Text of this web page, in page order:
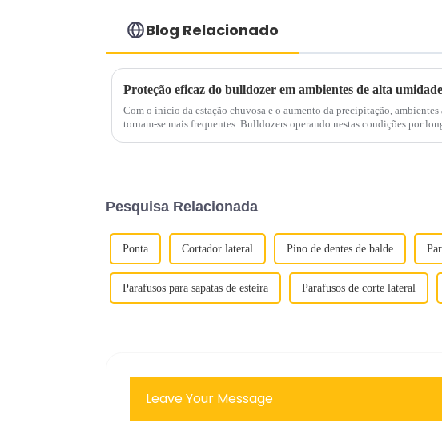
Blog Relacionado
Proteção eficaz do bulldozer em ambientes de alta umidade
Com o início da estação chuvosa e o aumento da precipitação,
tornam-se mais frequentes. Bulldozers operando nestas condições por longos períodos
Pesquisa Relacionada
Ponta Cortador lateral Pino de dentes de balde
Parafusos para sapatas de esteira Parafusos de corte lateral
Leave Your Message